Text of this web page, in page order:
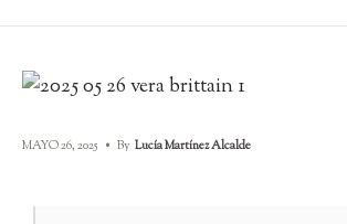
MAYO 26, 2025 • By Lucía Martínez Alcalde